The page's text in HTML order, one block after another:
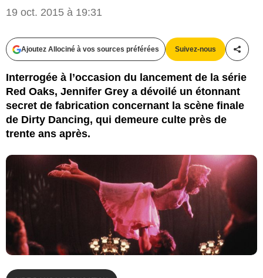
19 oct. 2015 à 19:31
Ajoutez Allociné à vos sources préférées Suivez-nous
Interrogée à l’occasion du lancement de la série
Red Oaks, Jennifer Grey a dévoilé un étonnant
secret de fabrication concernant la scène finale
de Dirty Dancing, qui demeure culte près de
trente ans après.
Splendor Films